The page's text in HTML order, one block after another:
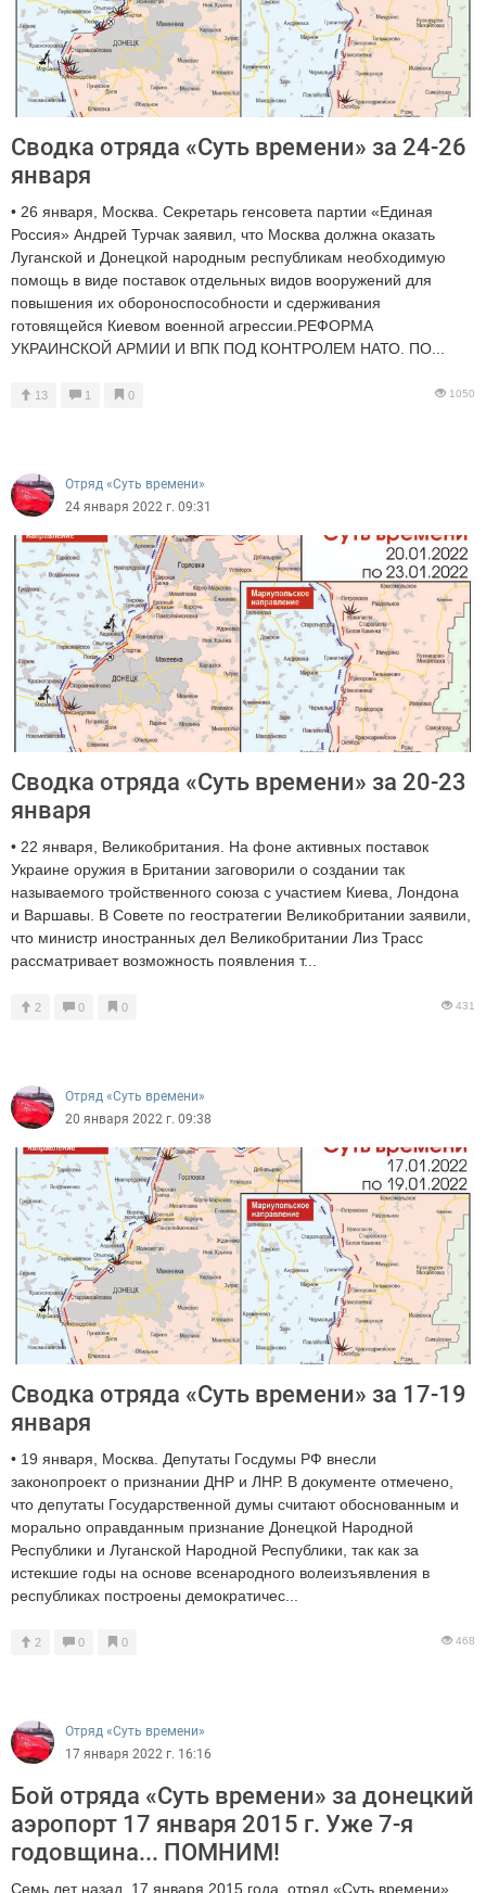
Сводка отряда «Суть времени» за 24-26
января
• 26 января, Москва. Секретарь генсовета партии «Единая
Россия» Андрей Турчак заявил, что Москва должна оказать
Луганской и Донецкой народным республикам необходимую
помощь в виде поставок отдельных видов вооружений для
повышения их обороноспособности и сдерживания
готовящейся Киевом военной агрессии.РЕФОРМА
УКРАИНСКОЙ АРМИИ И ВПК ПОД КОНТРОЛЕМ НАТО. ПО...
13 1 0 1050
Отряд «Суть времени»
24 января 2022 г. 09:31
Сводка отряда «Суть времени» за 20-23
января
• 22 января, Великобритания. На фоне активных поставок
Украине оружия в Британии заговорили о создании так
называемого тройственного союза с участием Киева, Лондона
и Варшавы. В Совете по геостратегии Великобритании заявили,
что министр иностранных дел Великобритании Лиз Трасс
рассматривает возможность появления т...
2 0 0 431
Отряд «Суть времени»
20 января 2022 г. 09:38
Сводка отряда «Суть времени» за 17-19
января
• 19 января, Москва. Депутаты Госдумы РФ внесли
законопроект о признании ДНР и ЛНР. В документе отмечено,
что депутаты Государственной думы считают обоснованным и
морально оправданным признание Донецкой Народной
Республики и Луганской Народной Республики, так как за
истекшие годы на основе всенародного волеизъявления в
республиках построены демократичес...
2 0 0 468
Отряд «Суть времени»
17 января 2022 г. 16:16
Бой отряда «Суть времени» за донецкий
аэропорт 17 января 2015 г. Уже 7-я
годовщина... ПОМНИМ!
Семь лет назад, 17 января 2015 года, отряд «Суть времени»